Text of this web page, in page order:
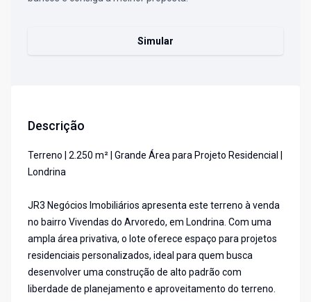
Simular
Descrição
Terreno | 2.250 m² | Grande Área para Projeto Residencial |
Londrina
JR3 Negócios Imobiliários apresenta este terreno à venda
no bairro Vivendas do Arvoredo, em Londrina. Com uma
ampla área privativa, o lote oferece espaço para projetos
residenciais personalizados, ideal para quem busca
desenvolver uma construção de alto padrão com
liberdade de planejamento e aproveitamento do terreno.